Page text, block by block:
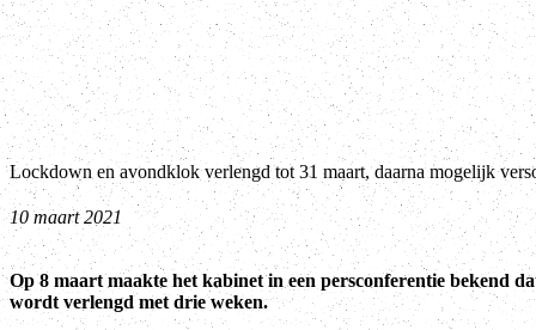
Lockdown en avondklok verlengd tot 31 maart, daarna mogelijk
10 maart 2021
Op 8 maart maakte het kabinet in een persconferentie bekend
wordt verlengd met drie weken.